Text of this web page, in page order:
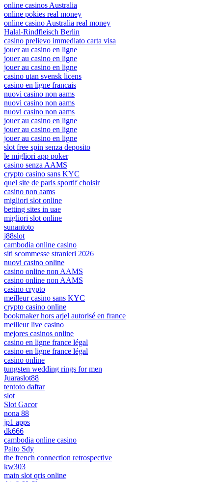
online casinos Australia
online pokies real money
online casino Australia real money
Halal-Rindfleisch Berlin
casino prelievo immediato carta visa
jouer au casino en ligne
jouer au casino en ligne
jouer au casino en ligne
casino utan svensk licens
casino en ligne francais
nuovi casino non aams
nuovi casino non aams
nuovi casino non aams
jouer au casino en ligne
jouer au casino en ligne
jouer au casino en ligne
slot free spin senza deposito
le migliori app poker
casino senza AAMS
crypto casino sans KYC
quel site de paris sportif choisir
casino non aams
migliori slot online
betting sites in uae
migliori slot online
sunantoto
j88slot
cambodia online casino
siti scommesse stranieri 2026
nuovi casino online
casino online non AAMS
casino online non AAMS
casino crypto
meilleur casino sans KYC
crypto casino online
bookmaker hors arjel autorisé en france
meilleur live casino
mejores casinos online
casino en ligne france légal
casino en ligne france légal
casino online
tungsten wedding rings for men
Juaraslot88
tentoto daftar
slot
Slot Gacor
nona 88
jp1 apps
dk666
cambodia online casino
Paito Sdy
the french connection retrospective
kw303
main slot qris online